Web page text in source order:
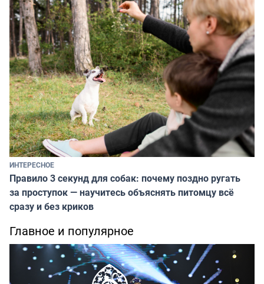
ИНТЕРЕСНОЕ
Правило 3 секунд для собак: почему поздно ругать
за проступок — научитесь объяснять питомцу всё
сразу и без криков
Главное и популярное